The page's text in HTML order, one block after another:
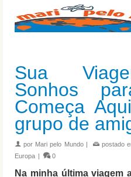
Sua
Sonhos
Começa
grupo de
por Mari pelo Mundo | postado
Europa | 0
Na minha última viagem